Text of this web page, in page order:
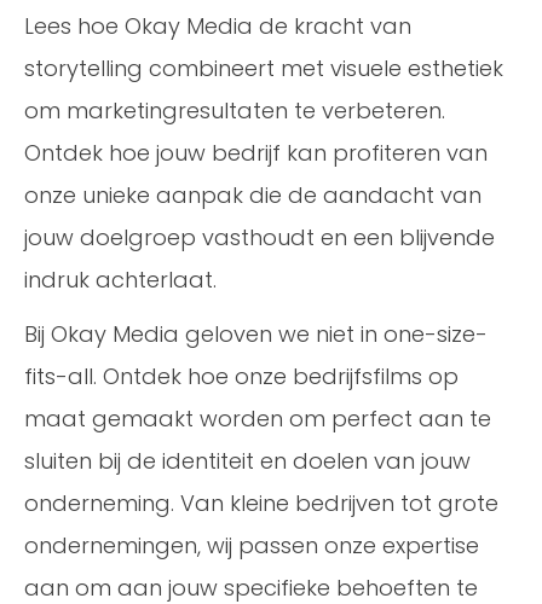
Lees hoe Okay Media de kracht van
storytelling combineert met visuele esthetiek
om marketingresultaten te verbeteren.
Ontdek hoe jouw bedrijf kan profiteren van
onze unieke aanpak die de aandacht van
jouw doelgroep vasthoudt en een blijvende
indruk achterlaat.
Bij Okay Media geloven we niet in one-size-
fits-all. Ontdek hoe onze bedrijfsfilms op
maat gemaakt worden om perfect aan te
sluiten bij de identiteit en doelen van jouw
onderneming. Van kleine bedrijven tot grote
ondernemingen, wij passen onze expertise
aan om aan jouw specifieke behoeften te